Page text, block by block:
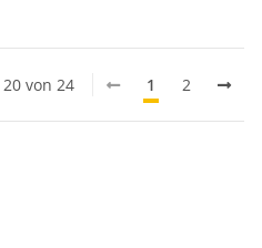
von 24 1 2